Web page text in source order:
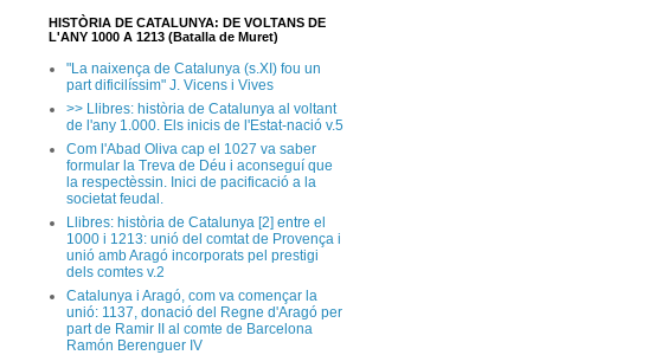
HISTÒRIA DE CATALUNYA: DE VOLTANS DE
L'ANY 1000 A 1213 (Batalla de Muret)
"La naixença de Catalunya (s.XI) fou un
part dificilíssim" J. Vicens i Vives
>> Llibres: història de Catalunya al voltant
de l'any 1.000. Els inicis de l'Estat-nació v.5
Com l'Abad Oliva cap el 1027 va saber
formular la Treva de Déu i aconseguí que
la respectèssin. Inici de pacificació a la
societat feudal.
Llibres: història de Catalunya [2] entre el
1000 i 1213: unió del comtat de Provença i
unió amb Aragó incorporats pel prestigi
dels comtes v.2
Catalunya i Aragó, com va començar la
unió: 1137, donació del Regne d'Aragó per
part de Ramir II al comte de Barcelona
Ramón Berenguer IV